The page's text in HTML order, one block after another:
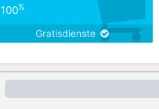
100%
Gratisdienste